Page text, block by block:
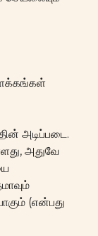
அடிப்படை.
அதுவே
(என்பது